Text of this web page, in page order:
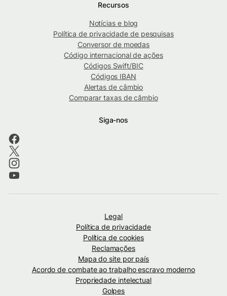
Recursos
Notícias e blog
Política de privacidade de pesquisas
Conversor de moedas
Código internacional de ações
Códigos Swift/BIC
Códigos IBAN
Alertas de câmbio
Comparar taxas de câmbio
Siga-nos
Legal
Política de privacidade
Política de cookies
Reclamações
Mapa do site por país
Acordo de combate ao trabalho escravo moderno
Propriedade intelectual
Golpes